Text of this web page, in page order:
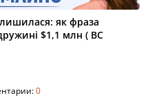
як фраза
$1,1 млн ( ВС
0